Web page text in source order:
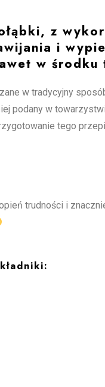
z
i
w środku
w tradycyjny
podany w
tego
trudności i